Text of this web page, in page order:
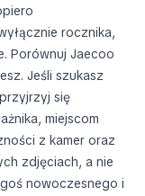
rocznika,
Porównuj Jaecoo
Jeśli szukasz
się
miejscom
z kamer oraz
zdjęciach, a nie
nowoczesnego i